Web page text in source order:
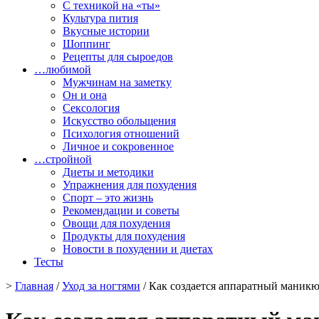
С техникой на «ты»
Культура пития
Вкусные истории
Шоппинг
Рецепты для сыроедов
…любимой
Мужчинам на заметку
Он и она
Сексология
Искусство обольщения
Психология отношений
Личное и сокровенное
…стройной
Диеты и методики
Упражнения для похудения
Спорт – это жизнь
Рекомендации и советы
Овощи для похудения
Продукты для похудения
Новости в похудении и диетах
Тесты
> Главная /Уход за ногтями / Как создается аппаратный